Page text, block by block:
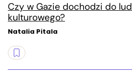
Czy w Gazie dochodzi do
kulturowego?
Natalia Pitala